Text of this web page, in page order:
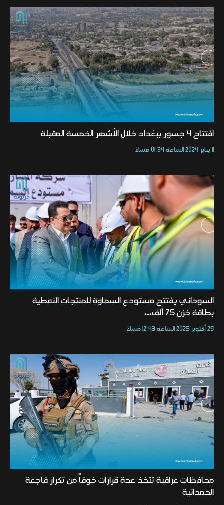
افتتاح 4 جسور ببغداد خلال الأشهر الخمسة المقبلة
11 يناير 2024 الساعة 01:34 مساءً
السوداني يفتتح مستودع السماوة للمنتجات النفطية
بطاقة خزن 75 ألف...
29 أكتوبر 2025 الساعة 12:43 مساءً
محافظات عراقية تتخذ عدة قرارات خوفاً من تكرار فاجعة
الحمدانية